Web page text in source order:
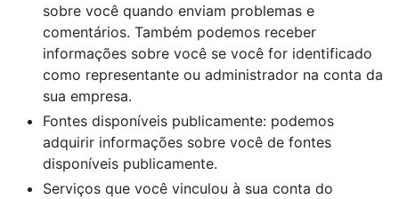
sobre você quando enviam problemas e
comentários. Também podemos receber
informações sobre você se você for identificado
como representante ou administrador na conta da
sua empresa.
Fontes disponíveis publicamente: podemos
adquirir informações sobre você de fontes
disponíveis publicamente.
Serviços que você vinculou à sua conta do